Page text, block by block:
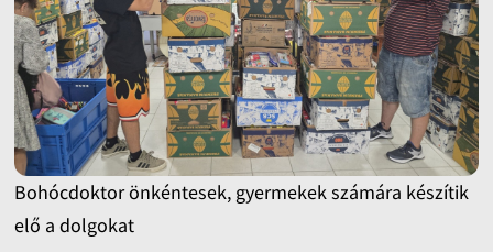
Bohócdoktor önkéntesek, gyermekek számára készítik
elő a dolgokat